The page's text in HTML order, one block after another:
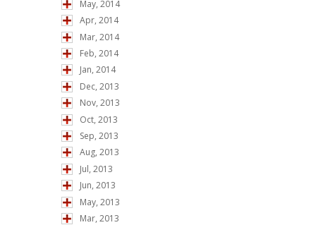
May, 2014
Apr, 2014
Mar, 2014
Feb, 2014
Jan, 2014
Dec, 2013
Nov, 2013
Oct, 2013
Sep, 2013
Aug, 2013
Jul, 2013
Jun, 2013
May, 2013
Mar, 2013